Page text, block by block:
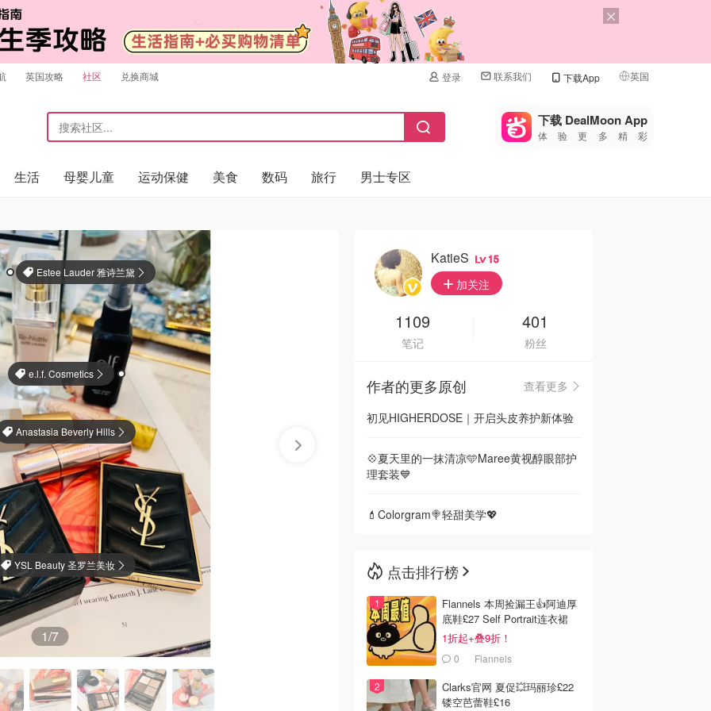
英国攻略 社区 兑换商城 登录 联系我们 下载App 英国
🇺🇸
🇨🇳 中国
🇦🇺
🇳🇿新西兰
下载 DealMoon App
体验更多精彩
生活 母婴儿童 运动保健 美食 数码 旅行 男士专区
YSL Beauty 圣罗兰美妆
Anastasia Beverly Hills
Estee Lauder 雅诗兰黛
e.l.f. Cosmetics
1/7
KatieS 15
加关注
1109
笔记
401
粉丝
作者的更多原创
查看更多
初见HIGHERDOSE｜开启头皮养护新体验
💠夏天里的一抹清凉🩵Maree黄视醇眼部护
理套装💙
💄Colorgram🍭轻甜美学💖
点击排行榜
Flannels 本周捡漏王👍阿迪厚
底鞋£27 Self Portrait连衣裙
£63
1折起+叠9折！
0 Flannels
Clarks官网 夏促💥玛丽珍£22
镂空芭蕾鞋£16